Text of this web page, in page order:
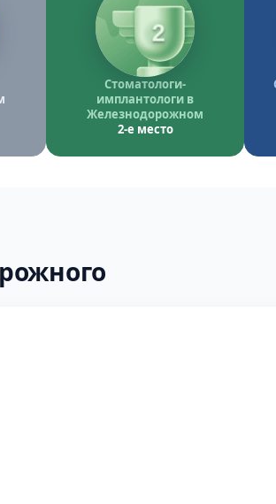
2
Стоматологи-
имплантологи в
Железнодорожном
2-е место